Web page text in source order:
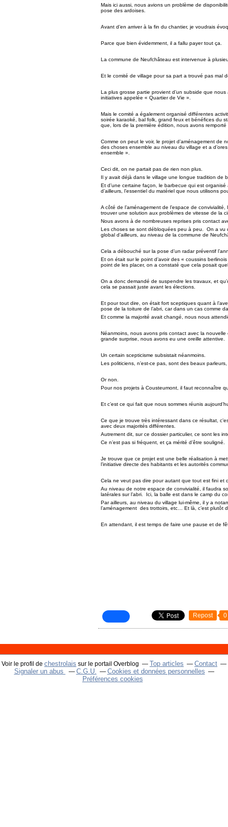
Mais ici aussi, nous avions un problème de
pose des ardoises.
Avant d’en arriver à la fin du chantier, je voudrais
Parce que bien évidemment, il a fallu payer tout ça.
La commune de Neufchâteau est intervenue à
Et le comité de village pour sa part a trouvé pas mal
La plus grosse partie provient d’un subside que
initiatives appelée « Quartier de Vie ».
Mais le comité a également organisé différentes
soirée karaoké, bal folk, grand feux et bénéfices du
que, lors de la première édition, nous avons
Comme on peut le voir, le projet d’aménagement de
des choses ensemble au niveau du village et a
ensemble ».
Ceci dit, on ne partait pas de rien non plus.
Il y avait déjà dans le village une longue tradition de
Et d’une certaine façon, le barbecue qui est
d’ailleurs, l’essentiel du matériel que nous utilisons
A côté de l’aménagement de l’espace de
trouver une solution aux problèmes de vitesse de la
Nous avons à de nombreuses reprises pris contact
Les choses se sont débloquées peu à peu.
On a vu
global d’ailleurs, au niveau de la commune de
Cela a débouché sur la pose d’un radar préventif
Et on était sur le point d’avoir des « coussins
point de les placer, on a constaté que cela posait
On a donc demandé de suspendre les travaux, et
cela se passait juste avant les élections.
Et pour tout dire, on était fort sceptiques quant à
pose de la toiture de l’abri, car dans un cas comme
Et comme la majorité avait changé, nous nous
Néanmoins, nous avons pris contact avec la
grande surprise, nous avons eu une oreille attentive.
Un certain scepticisme subsistait néanmoins.
Les politiciens, n’est-ce pas, sont des beaux
Or non.
Pour nos projets à Cousteumont, il faut reconnaître
Et c’est ce qui fait que nous sommes réunis
Ce que je trouve très intéressant dans ce résultat,
avec deux majorités différentes.
Autrement dit, sur ce dossier particulier, ce sont les
Ce n’est pas si fréquent, et ça mérité d’être souligné.
Je trouve que ce projet est une belle réalisation à
l’initiative directe des habitants et les autorités
Cela ne veut pas dire pour autant que tout est fini et
Au niveau de notre espace de convivialité, il faudra
latérales sur l’abri.
Ici, la balle est dans le camp du
Par ailleurs, au niveau du village lui-même, il y a
l’aménagement des trottoirs, etc… Et là, c’est plutôt
En attendant, il est temps de faire une pause et de
Repost 0
Voir le profil de chestrolais sur le portail Overblog Top articles
Contact
Signaler un abus
C.G.U.
Cookies et données personnelles
Préférences cookies